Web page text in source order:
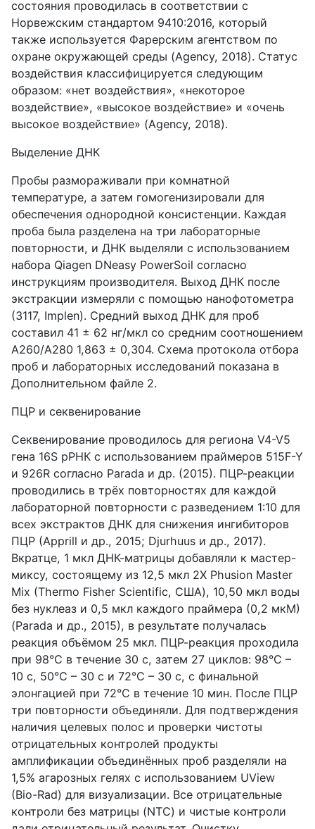
состояния проводилась в соответствии с
Норвежским стандартом 9410:2016, который
также используется Фарерским агентством по
охране окружающей среды (Agency, 2018). Статус
воздействия классифицируется следующим
образом: «нет воздействия», «некоторое
воздействие», «высокое воздействие» и «очень
высокое воздействие» (Agency, 2018).
Выделение ДНК
Пробы размораживали при комнатной
температуре, а затем гомогенизировали для
обеспечения однородной консистенции. Каждая
проба была разделена на три лабораторные
повторности, и ДНК выделяли с использованием
набора Qiagen DNeasy PowerSoil согласно
инструкциям производителя. Выход ДНК после
экстракции измеряли с помощью нанофотометра
(3117, Implen). Средний выход ДНК для проб
составил 41 ± 62 нг/мкл со средним соотношением
A260/A280 1,863 ± 0,304. Схема протокола отбора
проб и лабораторных исследований показана в
Дополнительном файле 2.
ПЦР и секвенирование
Секвенирование проводилось для региона V4-V5
гена 16S рРНК с использованием праймеров 515F-Y
и 926R согласно Parada и др. (2015). ПЦР-реакции
проводились в трёх повторностях для каждой
лабораторной повторности с разведением 1:10 для
всех экстрактов ДНК для снижения ингибиторов
ПЦР (Apprill и др., 2015; Djurhuus и др., 2017).
Вкратце, 1 мкл ДНК-матрицы добавляли к мастер-
миксу, состоящему из 12,5 мкл 2X Phusion Master
Mix (Thermo Fisher Scientific, США), 10,50 мкл воды
без нуклеаз и 0,5 мкл каждого праймера (0,2 мкМ)
(Parada и др., 2015), в результате получалась
реакция объёмом 25 мкл. ПЦР-реакция проходила
при 98°C в течение 30 с, затем 27 циклов: 98°C –
10 с, 50°C – 30 с и 72°C – 30 с, с финальной
элонгацией при 72°C в течение 10 мин. После ПЦР
три повторности объединяли. Для подтверждения
наличия целевых полос и проверки чистоты
отрицательных контролей продукты
амплификации объединённых проб разделяли на
1,5% агарозных гелях с использованием UView
(Bio-Rad) для визуализации. Все отрицательные
контроли без матрицы (NTC) и чистые контроли